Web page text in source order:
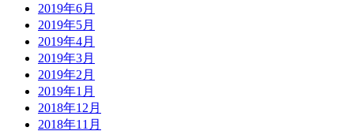
2019年6月
2019年5月
2019年4月
2019年3月
2019年2月
2019年1月
2018年12月
2018年11月